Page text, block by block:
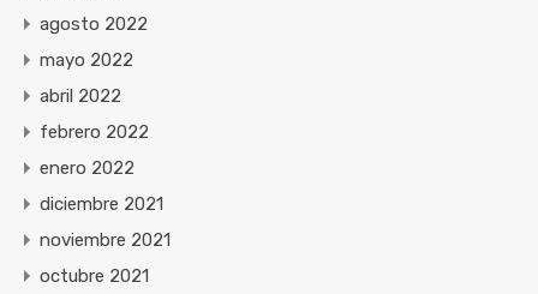
agosto 2022
mayo 2022
abril 2022
febrero 2022
enero 2022
diciembre 2021
noviembre 2021
octubre 2021